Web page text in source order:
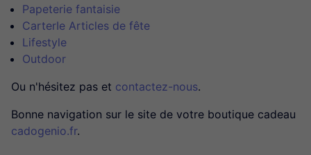
Papeterie fantaisie
CarterIe Articles de fête
Lifestyle
Outdoor
Ou n'hésitez pas et contactez-nous.
Bonne navigation sur le site de votre boutique cadeau
cadogenio.fr.